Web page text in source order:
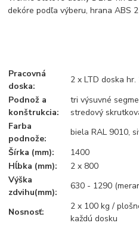
dekóre podľa výberu, hrana ABS 2
Pracovná
doska:
2 x LTD doska
Podnož a
konštrukcia:
tri výsuvné
stredový
Farba
podnože:
biela RAL 9010,
Šírka (mm):
1400
Hĺbka (mm):
2 x 800
Výška
zdvihu(mm):
630 - 1290
Nosnosť:
2 x 100 kg /
každú dosku